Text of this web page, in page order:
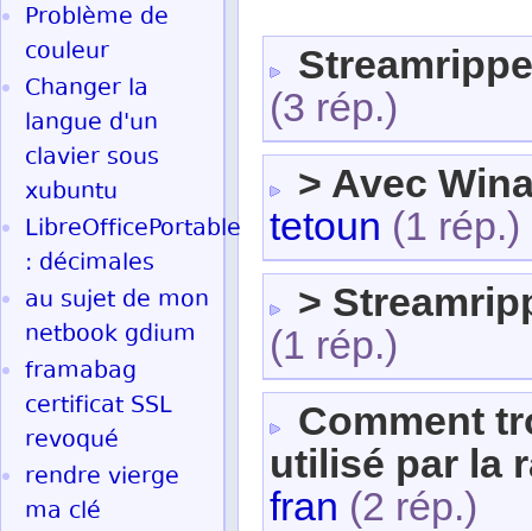
(3 rép.)
> Avec
tetoun (1 rép.)
>
(1 rép.)
Comment
utilisé par la
fran (2 rép.)
Problème de
couleur
Changer la
langue d'un
clavier sous
xubuntu
LibreOfficePortable
: décimales
au sujet de mon
netbook gdium
framabag
certificat SSL
revoqué
rendre vierge
ma clé